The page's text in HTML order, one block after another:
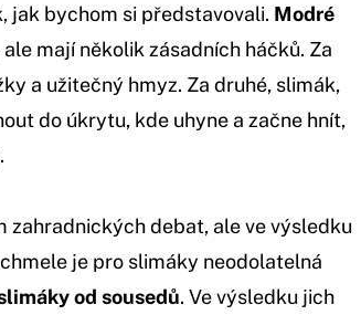
jak bychom si představovali. Modré
mají několik zásadních háčků. Za
a užitečný hmyz. Za druhé, slimák,
do úkrytu, kde uhyne a začne hnít,
zahradnických debat, ale ve výsledku
je pro slimáky neodolatelná
od sousedů. Ve výsledku jich